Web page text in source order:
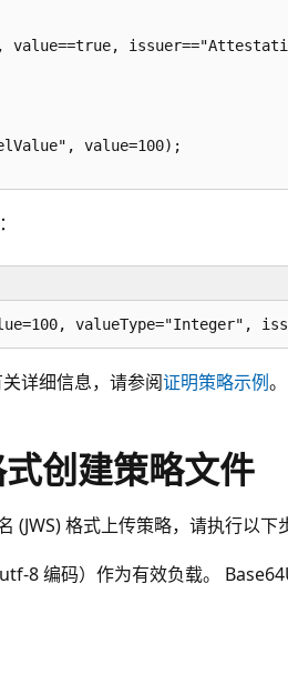
value==true,
value=100);
详细信息，请参阅证明策略示例。
创建策略文件
(JWS) 格式上传策略，请执行以下
8 编码）作为有效负载。